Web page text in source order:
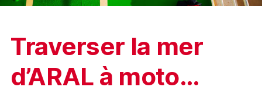
Traverser la mer
d’ARAL à moto…